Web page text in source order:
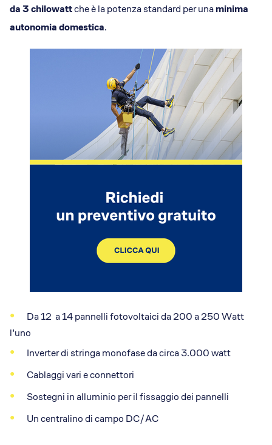
da 3 chilowattche è la potenza standard per unaminima
autonomia domestica.
Da 12 a 14 pannelli fotovoltaici da 200 a 250 Watt
l’uno
Inverter di stringa monofase da circa 3.000 watt
Cablaggi vari e connettori
Sostegni in alluminio per il fissaggio dei pannelli
Un centralino di campo DC/AC